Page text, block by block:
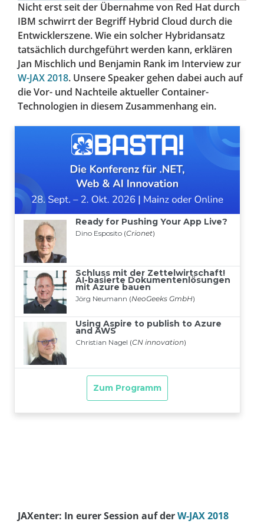
Nicht erst seit der Übernahme von Red Hat durch
IBM schwirrt der Begriff Hybrid Cloud durch die
Entwicklerszene. Wie ein solcher Hybridansatz
tatsächlich durchgeführt werden kann, erklären
Jan Mischlich und Benjamin Rank im Interview zur
W-JAX 2018. Unsere Speaker gehen dabei auch auf
die Vor- und Nachteile aktueller Container-
Technologien in diesem Zusammenhang ein.
JAXenter: In eurer Session auf derW-JAX 2018